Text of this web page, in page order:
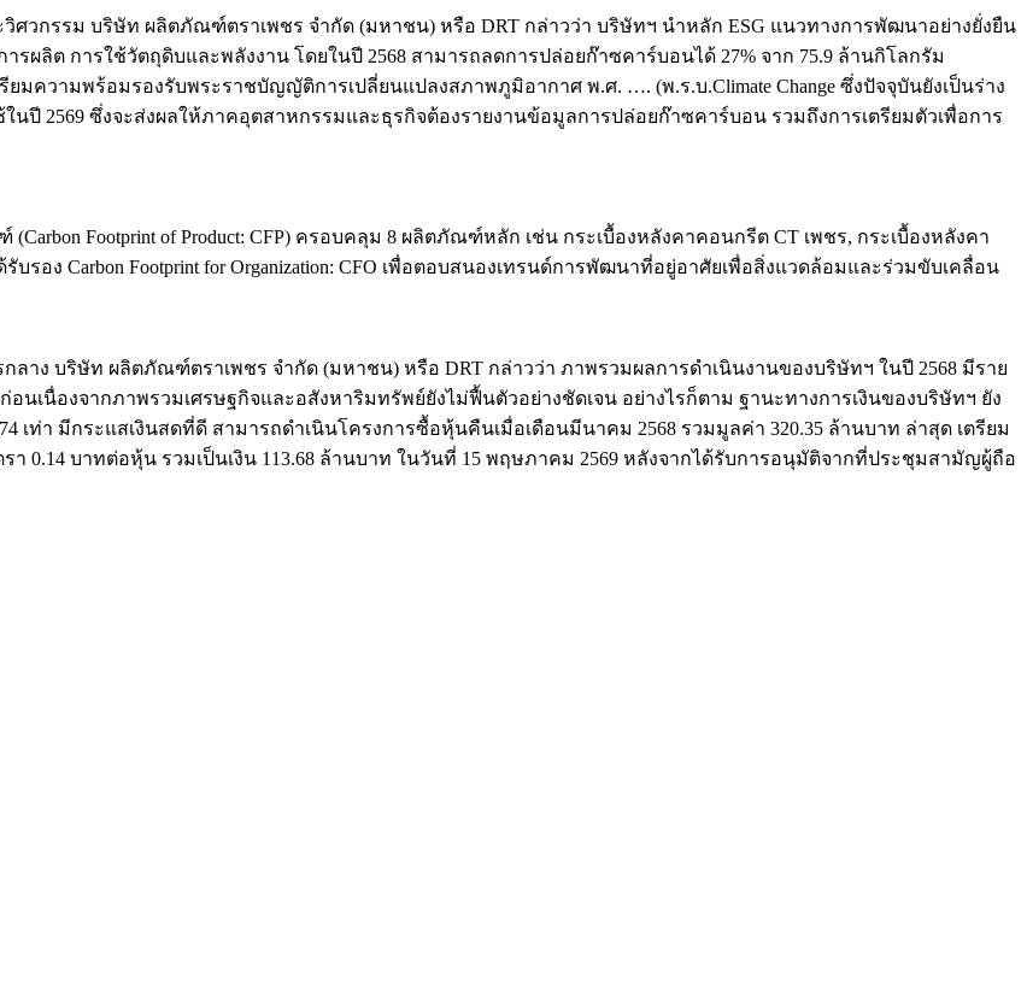
วกรรม บริษัท ผลิตภัณฑ์ตราเพชร จำกัด (มหาชน) หรือ DRT กล่าวว่า บริษัทฯ นำหลัก ESG แนวทางการพัฒนาอย่างยั่งยืน
รผลิต การใช้วัตถุดิบและพลังงาน โดยในปี 2568 สามารถลดการปล่อยก๊าซคาร์บอนได้ 27% จาก 75.9 ล้านกิโลกรัม
รียมความพร้อมรองรับพระราชบัญญัติการเปลี่ยนแปลงสภาพภูมิอากาศ พ.ศ. …. (พ.ร.บ.Climate Change ซึ่งปัจจุบันยังเป็นร่าง
ปี 2569 ซึ่งจะส่งผลให้ภาคอุตสาหกรรมและธุรกิจต้องรายงานข้อมูลการปล่อยก๊าซคาร์บอน รวมถึงการเตรียมตัวเพื่อการ
Footprint of Product: CFP) ครอบคลุม 8 ผลิตภัณฑ์หลัก เช่น กระเบื้องหลังคาคอนกรีต CT เพชร, กระเบื้องหลังคา
อง Carbon Footprint for Organization: CFO เพื่อตอบสนองเทรนด์การพัฒนาที่อยู่อาศัยเพื่อสิ่งแวดล้อมและร่วมขับเคลื่อน
ลาง บริษัท ผลิตภัณฑ์ตราเพชร จำกัด (มหาชน) หรือ DRT กล่าวว่า ภาพรวมผลการดำเนินงานของบริษัทฯ ในปี 2568 มีราย
นเนื่องจากภาพรวมเศรษฐกิจและอสังหาริมทรัพย์ยังไม่ฟื้นตัวอย่างชัดเจน อย่างไรก็ตาม ฐานะทางการเงินของบริษัทฯ ยัง
ท่า มีกระแสเงินสดที่ดี สามารถดำเนินโครงการซื้อหุ้นคืนเมื่อเดือนมีนาคม 2568 รวมมูลค่า 320.35 ล้านบาท ล่าสุด เตรียม
า 0.14 บาทต่อหุ้น รวมเป็นเงิน 113.68 ล้านบาท ในวันที่ 15 พฤษภาคม 2569 หลังจากได้รับการอนุมัติจากที่ประชุมสามัญผู้ถือ